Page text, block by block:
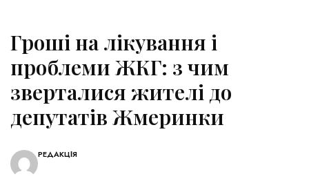
Гроші на лікування і
проблеми ЖКГ: з чим
зверталися жителі до
депутатів Жмеринки
РЕДАКЦІЯ